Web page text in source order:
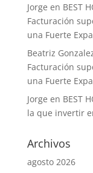
Jorge en BEST
Facturación
una Fuerte
Beatriz
Facturación
una Fuerte
Jorge en BEST
la que invertir
Archivos
agosto 2026